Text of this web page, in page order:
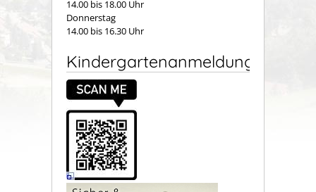
14.00 bis 18.00 Uhr
Donnerstag
14.00 bis 16.30 Uhr
Kindergartenanmeldung